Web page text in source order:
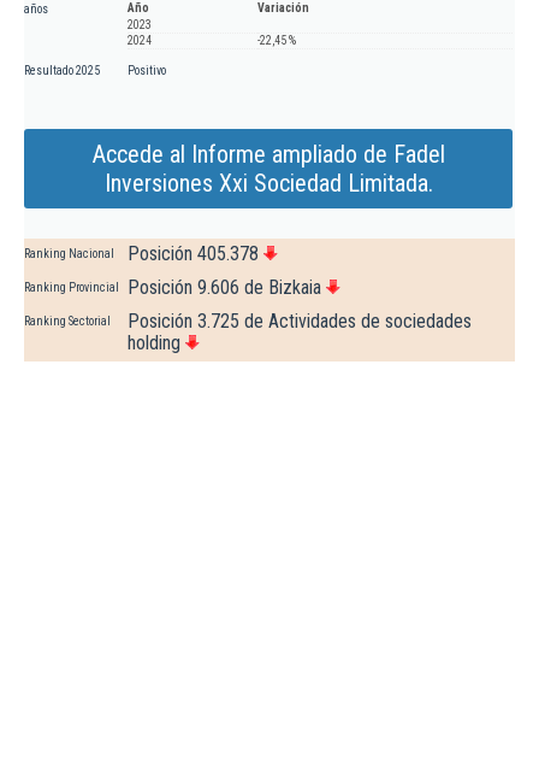
años
Año
Variación
2023
2024
-22,45 %
Resultado 2025 Positivo
Accede al Informe ampliado de Fadel
Inversiones Xxi Sociedad Limitada.
Ranking Nacional Posición 405.378
Ranking Provincial Posición 9.606 de Bizkaia
Ranking Sectorial
Posición 3.725 de Actividades de sociedades
holding